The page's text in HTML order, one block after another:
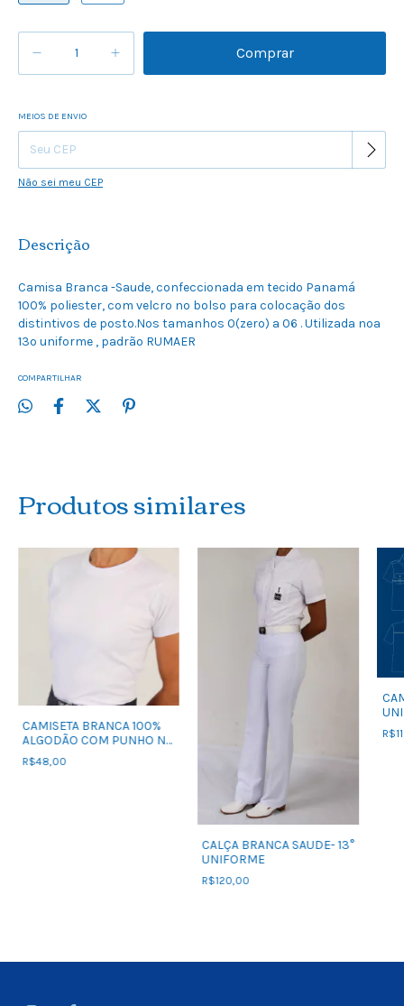
Entregas para o CEP:
MEIOS DE ENVIO
Não sei meu CEP
Descrição
Camisa Branca -Saude, confeccionada em tecido Panamá
100% poliester, com velcro no bolso para colocação dos
distintivos de posto.Nos tamanhos 0(zero) a 06 . Utilizada noa
13º uniforme , padrão RUMAER
COMPARTILHAR
Produtos similares
CAMISETA BRANCA 100%
ALGODÃO COM PUNHO NA
MANGA .
R$48,00
CALÇA BRANCA SAUDE- 13°
UNIFORME
R$120,00